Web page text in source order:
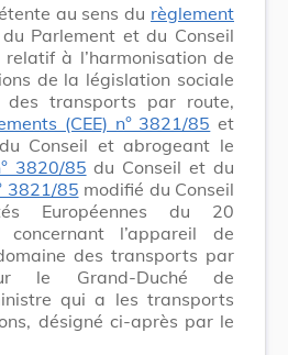
au sens du règlement
du Parlement et du Conseil
à l’harmonisation de
de la législation sociale
transports par route,
(CEE) n° 3821/85 et
du Conseil et abrogeant le
3820/85 du Conseil et du
3821/85 modifié du Conseil
Européennes du 20
l’appareil de
des transports par
le Grand-Duché de
qui a les transports
désigné ci-après par le